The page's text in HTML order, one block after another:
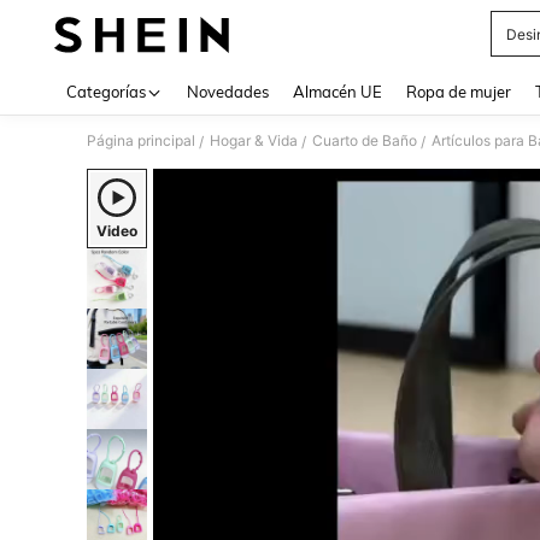
Categorías Novedades Almacén UE Ropa de mujer
Página principal / Hogar & Vida / Cuarto de Baño / Artículos para
Video